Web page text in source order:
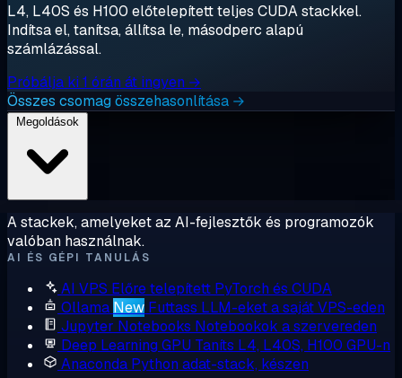
L4, L40S és H100 előtelepített teljes CUDA stackkel.
Indítsa el, tanítsa, állítsa le, másodperc alapú
számlázással.
Próbálja ki 1 órán át ingyen →
Összes csomag összehasonlítása →
A stackek, amelyeket az AI-fejlesztők és programozók
valóban használnak.
AI ÉS GÉPI TANULÁS
AI VPS Előre telepített PyTorch és CUDA
Ollama New Futtass LLM-eket a saját VPS-eden
Jupyter Notebooks Notebookok a szervereden
Deep Learning GPU Taníts L4, L40S, H100 GPU-n
Anaconda Python adat-stack, készen